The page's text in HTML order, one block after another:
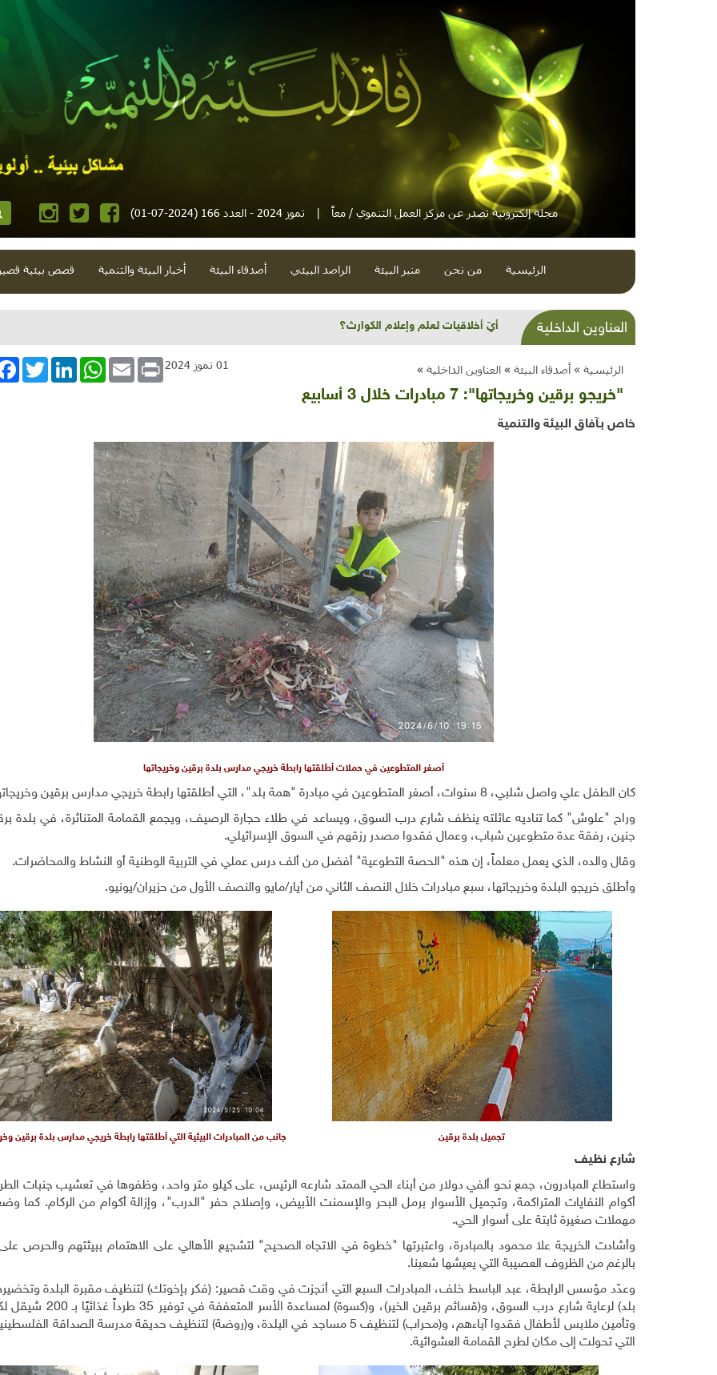
مجلة إلكترونية تصدر عن مركز العمل التنموي / معاً | تموز 2024 - العدد 166 (2024-07-01)
الرئيسية من نحن منبر البيئة الراصد البيئي أصدقاء البيئة أخبار البيئة والتنمية قصص بيئية
العناوين الداخلية شذرات بيئية وتنموية: جنين المستباحة وإعلان سطحي وطبيبان وداخل محاصر وجنون ربيعي وجفاف
الرئيسية » أصدقاء البيئة » العناوين الداخلية »
TwitterLinkedInWhatsApp Email Print 01 تموز 2024
"خريجو برقين وخريجاتها": 7 مبادرات خلال 3 أسابيع
خاص بـآفاق البيئة والتنمية
أصغر المتطوعين في حملات أطلقتها رابطة خريجي مدارس بلدة برقين وخريجاتها
كان الطفل علي واصل شلبي، 8 سنوات، أصغر المتطوعين في مبادرة "همة بلد"، التي أطلقتها رابطة خريجي مدارس برقين وخريجاتها.
وراح "علوش" كما تناديه عائلته ينظف شارع درب السوق، ويساعد في طلاء حجارة الرصيف، ويجمع القمامة المتناثرة، في بلدة
جنين، رفقة عدة متطوعين شباب، وعمال فقدوا مصدر رزقهم في السوق الإسرائيلي.
وقال والده، الذي يعمل معلماً، إن هذه "الحصة التطوعية" أفضل من ألف درس عملي في التربية الوطنية أو النشاط والمحاضرات.
وأطلق خريجو البلدة وخريجاتها، سبع مبادرات خلال النصف الثاني من أيار/مايو والنصف الأول من حزيران/يونيو.
تجميل بلدة برقين جانب من المبادرات البيئية التي أطلقتها رابطة خريجي مدارس بلدة برقين
شارع نظيف
واستطاع المبادرون، جمع نحو ألفي دولار من أبناء الحي الممتد شارعه الرئيس، على كيلو متر واحد، وظفوها في تعشيب جنبات
أكوام النفايات المتراكمة، وتجميل الأسوار برمل البحر والإسمنت الأبيض، وإصلاح حفر "الدرب"، وإزالة أكوام من الركام. كما
مهملات صغيرة ثابتة على أسوار الحي.
وأشادت الخريجة علا محمود بالمبادرة، واعتبرتها "خطوة في الاتجاه الصحيح" لتشجيع الأهالي على الاهتمام ببيئتهم والحرص
بالرغم من الظروف العصيبة التي يعيشها شعبنا.
وعدّد مؤسس الرابطة، عبد الباسط خلف، المبادرات السبع التي أنجزت في وقت قصير: (فكر بإخوتك) لتنظيف مقبرة البلدة
بلد) لرعاية شارع درب السوق، و(قسائم برقين الخير)،
وتأمين ملابس لأطفال فقدوا آباءهم، و(محراب) لتنظيف 5 مساجد في البلدة، و(روضة) لتنظيف حديقة مدرسة الصداقة
التي تحولت إلى مكان لطرح القمامة العشوائية.